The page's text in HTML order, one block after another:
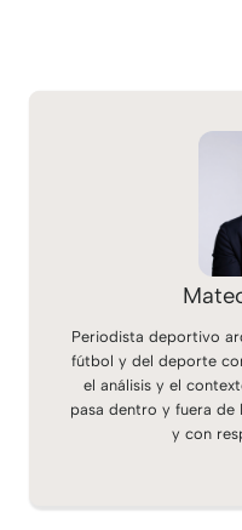
Periodista deportivo
fútbol y del deporte
el análisis y el
pasa dentro y fuera de
y con